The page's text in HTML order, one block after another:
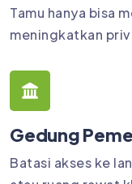
Tamu hanya bisa
meningkatkan
Gedung
Batasi akses ke